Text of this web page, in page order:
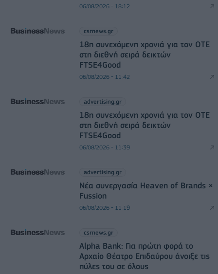
06/08/2026 - 18:12
csrnews.gr
18η συνεχόμενη χρονιά για τον ΟΤΕ
στη διεθνή σειρά δεικτών
FTSE4Good
06/08/2026 - 11:42
advertising.gr
18η συνεχόμενη χρονιά για τον ΟΤΕ
στη διεθνή σειρά δεικτών
FTSE4Good
06/08/2026 - 11:39
advertising.gr
Νέα συνεργασία Heaven of Brands ×
Fussion
06/08/2026 - 11:19
csrnews.gr
Alpha Bank: Για πρώτη φορά το
Αρχαίο Θέατρο Επιδαύρου άνοιξε τις
πύλες του σε όλους